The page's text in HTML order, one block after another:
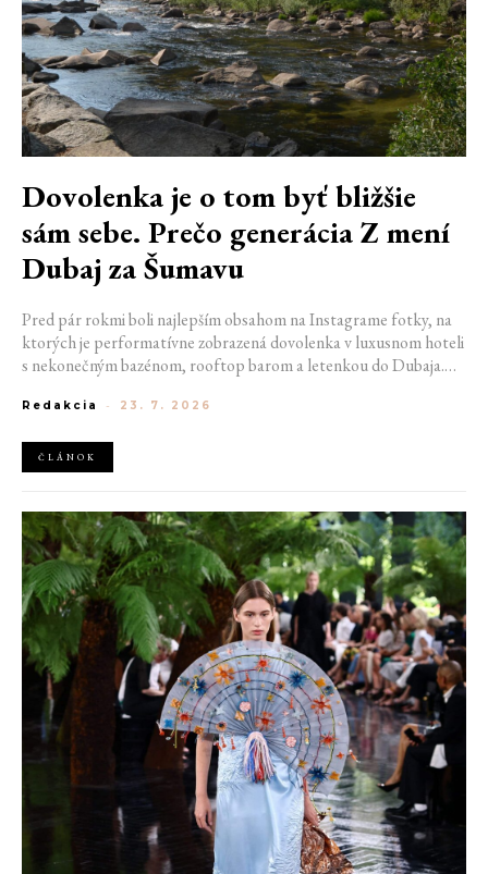
Dovolenka je o tom byť bližšie
sám sebe. Prečo generácia Z mení
Dubaj za Šumavu
Pred pár rokmi boli najlepším obsahom na Instagrame fotky, na
ktorých je performatívne zobrazená dovolenka v luxusnom hoteli
s nekonečným bazénom, rooftop barom a letenkou do Dubaja.
Jizerských horách. Ranné kúpanie v lome. Výlet vlakom na
kamarátmi pri ohni.
Redakcia - 23. 7. 2026
ČLÁNOK